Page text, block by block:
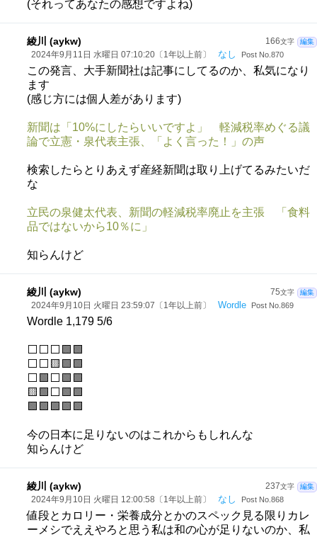
(それってあなたの感想ですよね)
166文字 編集
綾川 (aykw)
2024年9月11日 水曜日 07:10:20〔1年以上前〕 なし Post No.870
この発言、大手新聞社は記事にしてるのか、私気になり
ます
(感じ方には個人差があります)
新聞は「10%にしたらいいですよ」 軽減税率めぐる議
論で立憲・泉代表主張、「よく言った！」の声
検索したらとりあえず産経新聞は取り上げてるみたいだ
な
立民の泉健太代表、新聞の軽減税率廃止を主張 「食料
品ではないから10％に」
知らんけど
75文字 編集
綾川 (aykw)
2024年9月10日 火曜日 23:59:07〔1年以上前〕 Wordle Post No.869
Wordle 1,179 5/6
⬜⬜⬜🟩🟩
⬜⬜🟨🟩🟩
⬜🟩⬜🟩🟩
🟨🟩⬜🟩🟩
🟩🟩🟩🟩🟩
今の日本に足りないのはこれからもしれんな
知らんけど
237文字 編集
綾川 (aykw)
2024年9月10日 火曜日 12:00:58〔1年以上前〕 なし Post No.868
値段とカロリー・栄養成分とかのスペック見る限りカレ
ーメシでええやろと思う私は和の心が足りないのか、私